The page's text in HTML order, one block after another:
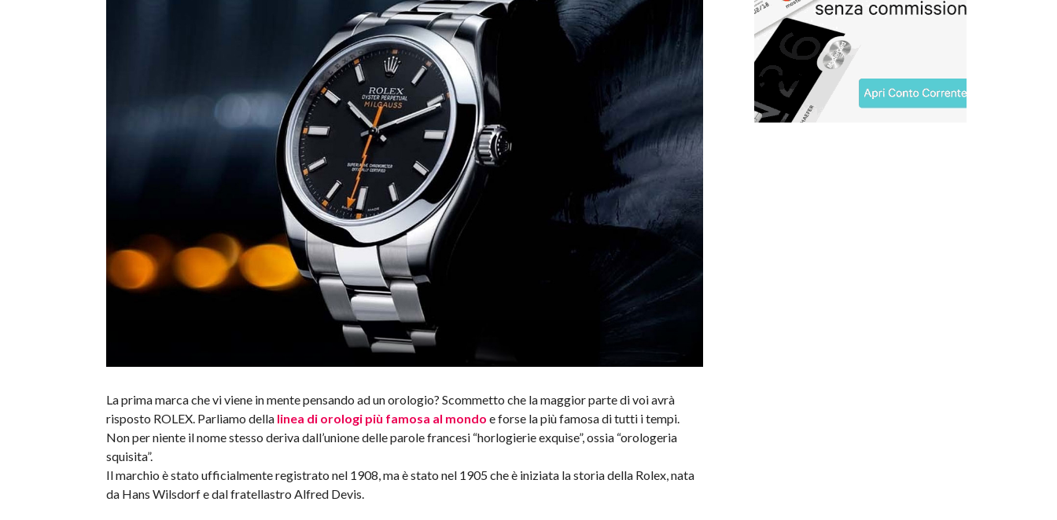
La prima marca che vi viene in mente pensando ad un orologio? Scommetto che la maggior parte di voi avrà
risposto ROLEX. Parliamo della linea di orologi più famosa al mondo e forse la più famosa di tutti i tempi.
Non per niente il nome stesso deriva dall’unione delle parole francesi “horlogierie exquise”, ossia “orologeria
squisita”.
Il marchio è stato ufficialmente registrato nel 1908, ma è stato nel 1905 che è iniziata la storia della Rolex, nata
da Hans Wilsdorf e dal fratellastro Alfred Devis.